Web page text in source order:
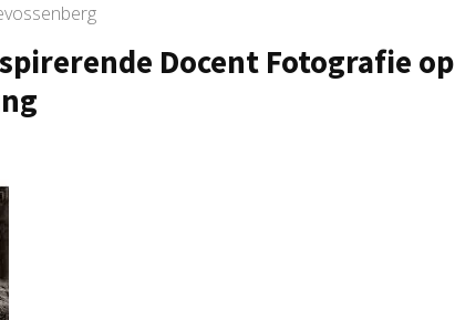
Docent Fotografie op